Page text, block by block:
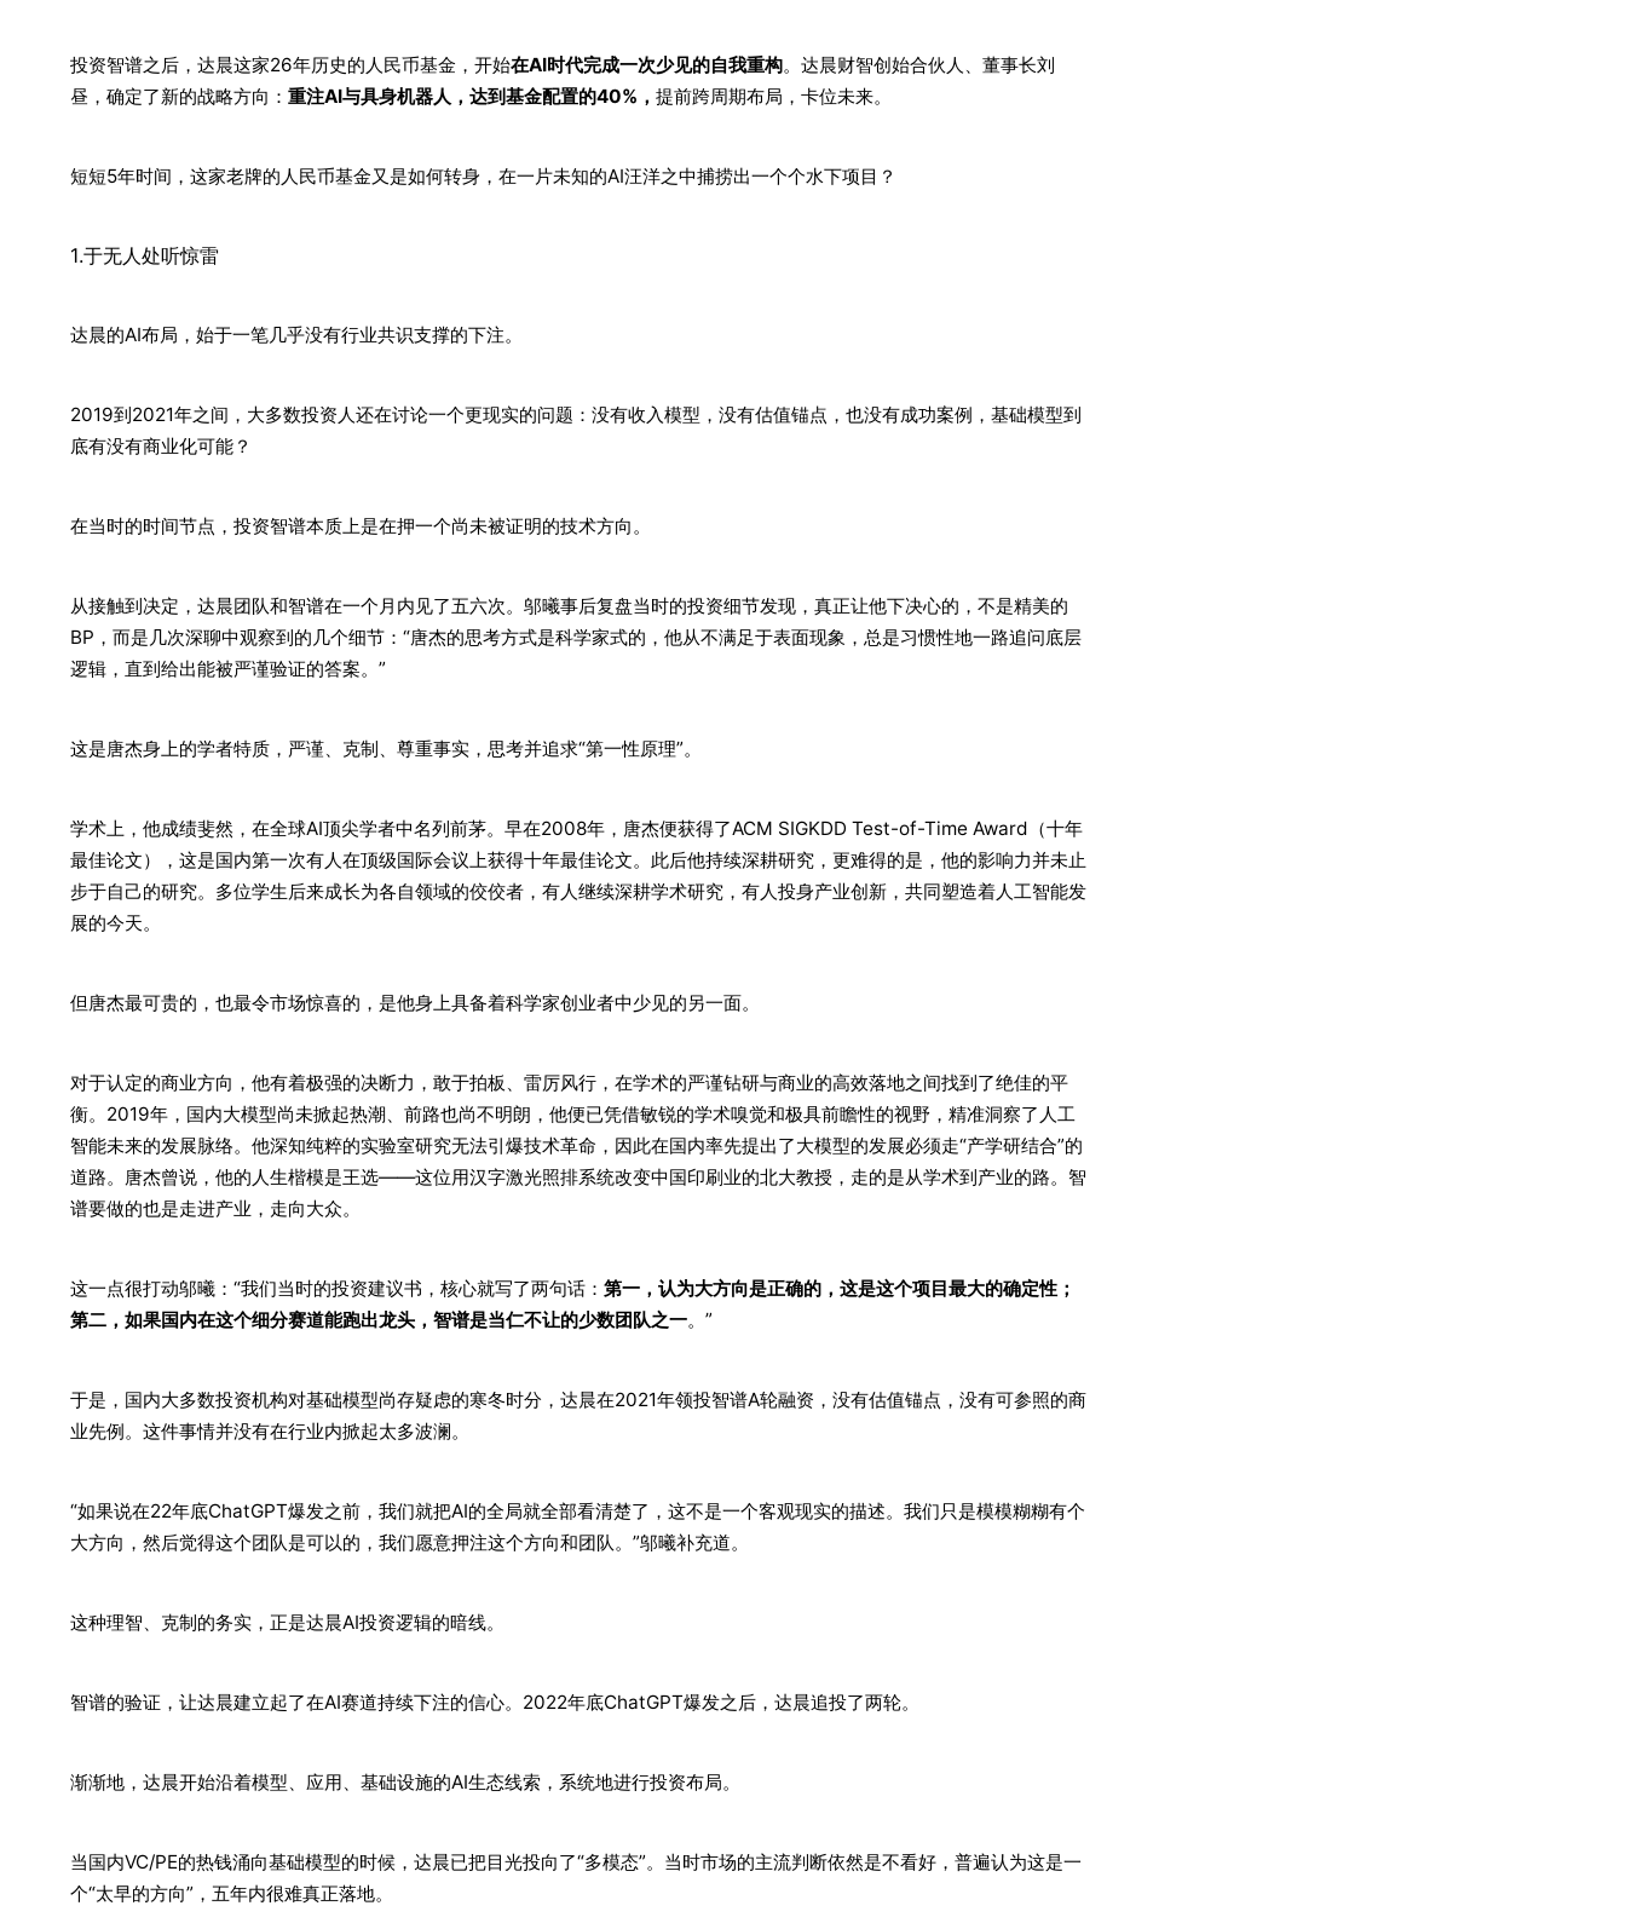
投资智谱之后，达晨这家26年历史的人民币基金，开始在AI时代完成一次少见的自我重构。达晨财智创始合伙人、董事长刘
昼，确定了新的战略方向： 重注AI与具身机器人，达到基金配置的40%， 提前跨周期布局，卡位未来。
短短5年时间，这家老牌的人民币基金又是如何转身，在一片未知的AI汪洋之中捕捞出一个个水下项目？
1.于无人处听惊雷
达晨的AI布局，始于一笔几乎没有行业共识支撑的下注。
2019到2021年之间，大多数投资人还在讨论一个更现实的问题：没有收入模型，没有估值锚点，也没有成功案例，基础模型到
底有没有商业化可能？
在当时的时间节点，投资智谱本质上是在押一个尚未被证明的技术方向。
从接触到决定，达晨团队和智谱在一个月内见了五六次。邬曦事后复盘当时的投资细节发现，真正让他下决心的，不是精美的
BP，而是几次深聊中观察到的几个细节：“唐杰的思考方式是科学家式的，他从不满足于表面现象，总是习惯性地一路追问底层
逻辑，直到给出能被严谨验证的答案。”
这是唐杰身上的学者特质，严谨、克制、尊重事实，思考并追求“第一性原理”。
学术上，他成绩斐然，在全球AI顶尖学者中名列前茅。早在2008年，唐杰便获得了ACM SIGKDD Test-of-Time Award（十年
最佳论文），这是国内第一次有人在顶级国际会议上获得十年最佳论文。此后他持续深耕研究，更难得的是，他的影响力并未止
步于自己的研究。多位学生后来成长为各自领域的佼佼者，有人继续深耕学术研究，有人投身产业创新，共同塑造着人工智能发
展的今天。
但唐杰最可贵的，也最令市场惊喜的，是他身上具备着科学家创业者中少见的另一面。
对于认定的商业方向，他有着极强的决断力，敢于拍板、雷厉风行，在学术的严谨钻研与商业的高效落地之间找到了绝佳的平
衡。2019年，国内大模型尚未掀起热潮、前路也尚不明朗，他便已凭借敏锐的学术嗅觉和极具前瞻性的视野，精准洞察了人工
智能未来的发展脉络。他深知纯粹的实验室研究无法引爆技术革命，因此在国内率先提出了大模型的发展必须走“产学研结合”的
道路。唐杰曾说，他的人生楷模是王选——这位用汉字激光照排系统改变中国印刷业的北大教授，走的是从学术到产业的路。智
谱要做的也是走进产业，走向大众。
这一点很打动邬曦：“我们当时的投资建议书，核心就写了两句话： 第一，认为大方向是正确的，这是这个项目最大的确定性；
第二，如果国内在这个细分赛道能跑出龙头，智谱是当仁不让的少数团队之一。”
于是，国内大多数投资机构对基础模型尚存疑虑的寒冬时分，达晨在2021年领投智谱A轮融资，没有估值锚点，没有可参照的商
业先例。这件事情并没有在行业内掀起太多波澜。
“如果说在22年底ChatGPT爆发之前，我们就把AI的全局就全部看清楚了，这不是一个客观现实的描述。我们只是模模糊糊有个
大方向，然后觉得这个团队是可以的，我们愿意押注这个方向和团队。”邬曦补充道。
这种理智、克制的务实，正是达晨AI投资逻辑的暗线。
智谱的验证，让达晨建立起了在AI赛道持续下注的信心。2022年底ChatGPT爆发之后，达晨追投了两轮。
渐渐地，达晨开始沿着模型、应用、基础设施的AI生态线索，系统地进行投资布局。
当国内VC/PE的热钱涌向基础模型的时候，达晨已把目光投向了“多模态”。当时市场的主流判断依然是不看好，普遍认为这是一
个“太早的方向”，五年内很难真正落地。